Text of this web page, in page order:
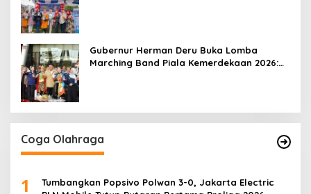
Gubernur Herman Deru Buka Lomba
Marching Band Piala Kemerdekaan 2026:
Coga Olahraga
1
Tumbangkan Popsivo Polwan 3-0, Jakarta Electric